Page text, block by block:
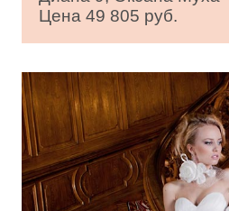
Цена 49 805 руб.